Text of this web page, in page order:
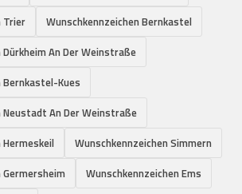
Trier
Wunschkennzeichen Bernkastel
An Der Weinstraße
Bernkastel-Kues
Neustadt An Der Weinstraße
Wunschkennzeichen Simmern
Wunschkennzeichen Ems